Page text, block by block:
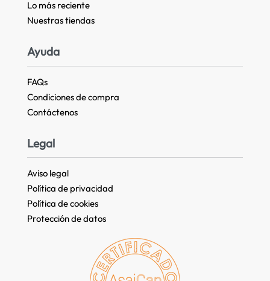
Lo más reciente​
Nuestras tiendas​
Ayuda
FAQs
Condiciones de compra
Contáctenos
Legal
Aviso legal
Política de privacidad
Política de cookies
Protección de datos